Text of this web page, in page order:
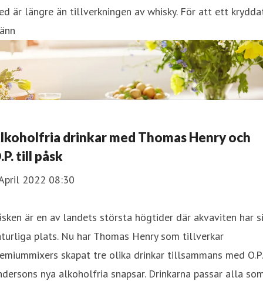
är längre än tillverkningen av whisky. För att ett
drinkar med Thomas Henry och
till påsk
2022 08:30
är en av landets största högtider där akvaviten har
plats. Nu har Thomas Henry som tillverkar
skapat tre olika drinkar tillsammans med O.P.
nya alkoholfria snapsar. Drinkarna passar alla